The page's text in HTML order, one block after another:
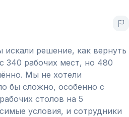
решение, как вернуть
340 рабочих мест, но 480
Мы не хотели
бы сложно, особенно с
столов на 5
условия, и сотрудники